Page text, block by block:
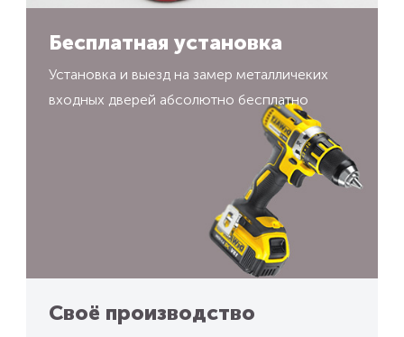
Бесплатная установка
Установка и выезд на замер металличеких
входных дверей абсолютно бесплатно
Своё производство